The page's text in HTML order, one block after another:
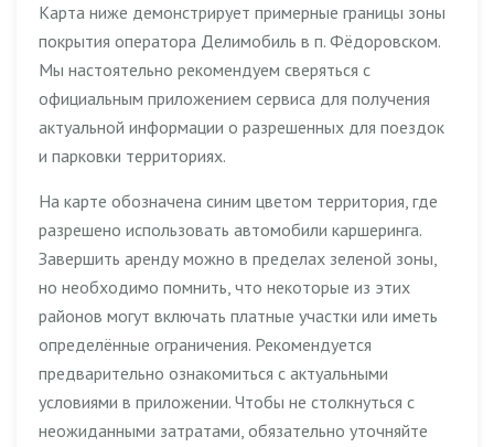
Карта ниже демонстрирует примерные границы зоны
покрытия оператора Делимобиль в п. Фёдоровском.
Мы настоятельно рекомендуем сверяться с
официальным приложением сервиса для получения
актуальной информации о разрешенных для поездок
и парковки территориях.
На карте обозначена синим цветом территория, где
разрешено использовать автомобили каршеринга.
Завершить аренду можно в пределах зеленой зоны,
но необходимо помнить, что некоторые из этих
районов могут включать платные участки или иметь
определённые ограничения. Рекомендуется
предварительно ознакомиться с актуальными
условиями в приложении. Чтобы не столкнуться с
неожиданными затратами, обязательно уточняйте